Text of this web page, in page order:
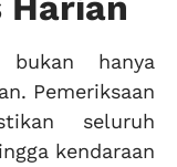
bukan hanya
Pemeriksaan
seluruh
kendaraan